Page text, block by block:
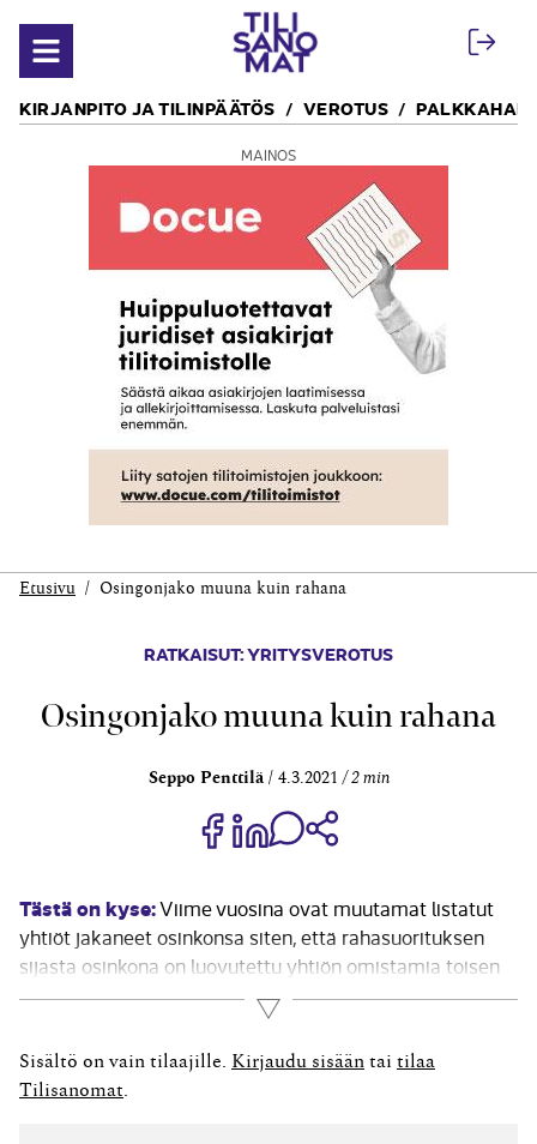
Avaa valikko
KIRJANPITO JA TILINPÄÄTÖS VEROTUS
MAINOS
Etusivu Osingon­jako muuna kuin rahana
RATKAISUT: YRITYSVEROTUS
Osingon­jako muuna kuin rahana
Seppo Penttilä 4.3.2021 2 min
Jaa Share on Facebook
Jaa Share on LinkedIn
Jaa WhatsApp-viestinä
Tästä on kyse:Viime vuosina ovat muutamat listatut
yhtiöt jakaneet osinkonsa siten, että rahasuorituksen
sijasta osinkona on luovutettu yhtiön omistamia toisen
yhtiön osakkeita. Luovutetut osakkeet ovat voineet olla
toisen jo listatun yhtiön osakkeita tai osakkeiden
jakaminen osinkona on liittynyt siihen, että luovutuksen
kohteena...
Lue lisää
Sisältö on vain tilaajille. Kirjaudu sisään tai tilaa
Tilisanomat